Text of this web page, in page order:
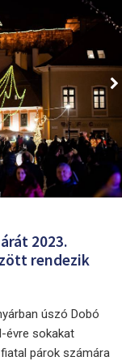
2023.
rendezik
úszó Dobó
évre sokakat
párok számára